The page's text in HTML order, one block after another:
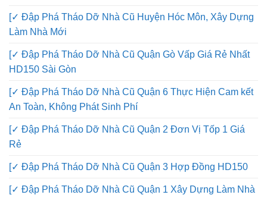
[✓ Đập Phá Tháo Dỡ Nhà Cũ Huyện Hóc Môn, Xây Dựng
Làm Nhà Mới
[✓ Đập Phá Tháo Dỡ Nhà Cũ Quận Gò Vấp Giá Rẻ Nhất
HD150 Sài Gòn
[✓ Đập Phá Tháo Dỡ Nhà Cũ Quận 6 Thực Hiện Cam kết
An Toàn, Không Phát Sinh Phí
[✓ Đập Phá Tháo Dỡ Nhà Cũ Quận 2 Đơn Vị Tốp 1 Giá
Rẻ
[✓ Đập Phá Tháo Dỡ Nhà Cũ Quận 3 Hợp Đồng HD150
[✓ Đập Phá Tháo Dỡ Nhà Cũ Quận 1 Xây Dựng Làm Nhà